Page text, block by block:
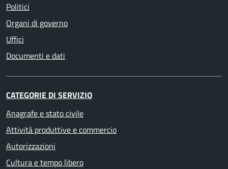
Politici
Organi di governo
Uffici
Documenti e dati
CATEGORIE DI SERVIZIO
Anagrafe e stato civile
Attività produttive e commercio
Autorizzazioni
Cultura e tempo libero